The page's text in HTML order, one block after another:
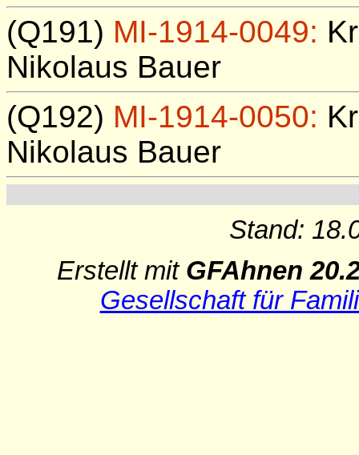
(Q191) MI-1914-0049:
Nikolaus Bauer
(Q192) MI-1914-0050:
Nikolaus Bauer
Stand:
Erstellt mit GFAhnen
Gesellschaft für